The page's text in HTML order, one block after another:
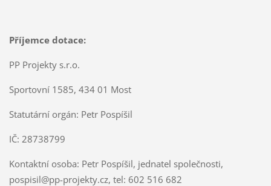
Příjemce dotace:
PP Projekty s.r.o.
Sportovní 1585, 434 01 Most
Statutární orgán: Petr Pospíšil
IČ: 28738799
Kontaktní osoba: Petr Pospíšil, jednatel společnosti,
pospisil@pp-projekty.cz, tel: 602 516 682